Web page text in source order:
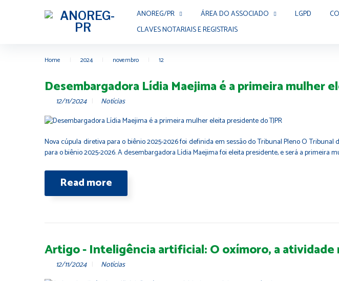
ANOREG/PR ÁREA DO ASSOCIADO LGPD
CLAVES NOTARIAIS E REGISTRAIS
Home 2024 novembro 12
Desembargadora Lídia Maejima é a primeira mulher
12/11/2024 Notícias
Nova cúpula diretiva para o biênio 2025-2026 foi definida em sessão do Tribunal Pleno O Tribunal
para o biênio 2025-2026. A desembargadora Lídia Maejima foi eleita presidente, e será a primeira
Read more
Artigo - Inteligência artificial: O oxímoro, a
12/11/2024 Notícias